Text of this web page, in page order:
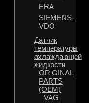
ERA
SIEMENS-
VDO
Датчик
температуры
охлаждающей
жидкости
ORIGINAL
PARTS
(OEM)
VAG